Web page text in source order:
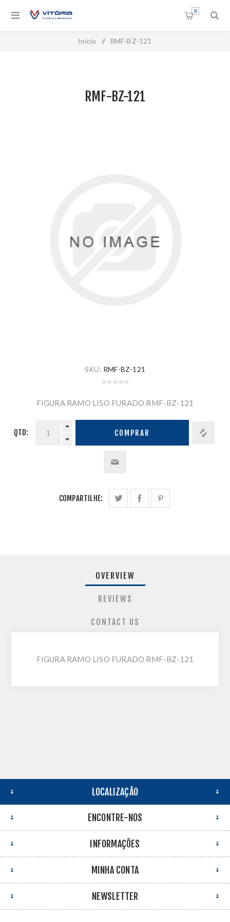
0
Início / RMF-BZ-121
RMF-BZ-121
SKU: RMF-BZ-121
FIGURA RAMO LISO FURADO RMF-BZ-121
QTD: COMPRAR
COMPARTILHE:
OVERVIEW
REVIEWS
CONTACT US
FIGURA RAMO LISO FURADO RMF-BZ-121
LOCALIZAÇÃO
ENCONTRE-NOS
INFORMAÇÕES
MINHA CONTA
NEWSLETTER